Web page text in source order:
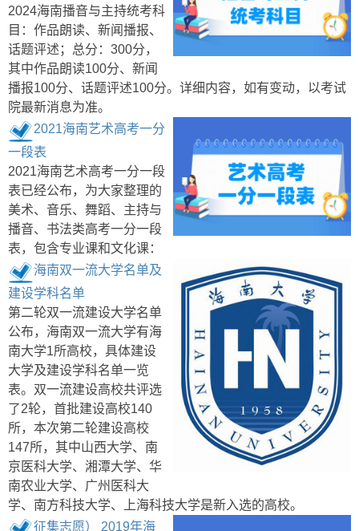
2024海南播音与主持统考科
目：作品朗读、新闻播报、
话题评述；总分：300分，
其中作品朗读100分、新闻
播报100分、话题评述100分。详细内容，如有变动，以考试
院最新消息为准。
2021海南艺术高考一分
一段表
2021海南艺术高考一分一段
表已经公布，为大家整理的
美术、音乐、舞蹈、主持与
播音、书法类高考一分一段
表，包含专业课和文化课：
海南双一流大学名单及
建设学科名单
第二轮双一流建设大学名单
公布，海南双一流大学有海
南大学1所高校，具体建设
大学及建设学科名单一览
表。双一流建设高校共评选
了2轮，首批建设高校140
所，本次第二轮建设高校
147所，其中山西大学、南
京医科大学、湘潭大学、华
南农业大学、广州医科大
学、南方科技大学、上海科技大学是新入选的高校。
征集志愿） 2019年海